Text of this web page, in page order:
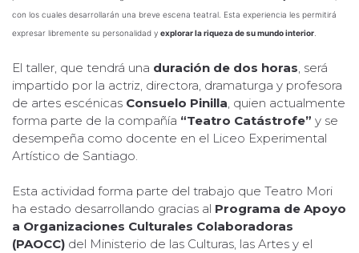
con los cuales desarrollarán una breve escena teatral. Esta experiencia les permitirá
expresar libremente su personalidad y explorar la riqueza de su mundo interior.
El taller, que tendrá una duración de dos horas, será
impartido por la actriz, directora, dramaturga y profesora
de artes escénicas Consuelo Pinilla, quien actualmente
forma parte de la compañía “Teatro Catástrofe” y se
desempeña como docente en el Liceo Experimental
Artístico de Santiago.
Esta actividad forma parte del trabajo que Teatro Mori
ha estado desarrollando gracias al Programa de Apoyo
a Organizaciones Culturales Colaboradoras
(PAOCC) del Ministerio de las Culturas, las Artes y el